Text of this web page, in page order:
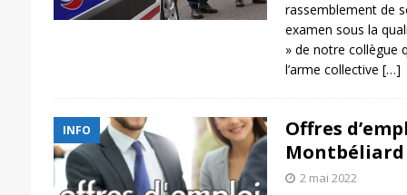
rassemblement de
examen sous la
» de notre collègue
l’arme collective […]
INFO
Offres
Montbéliard
2 mai 2022